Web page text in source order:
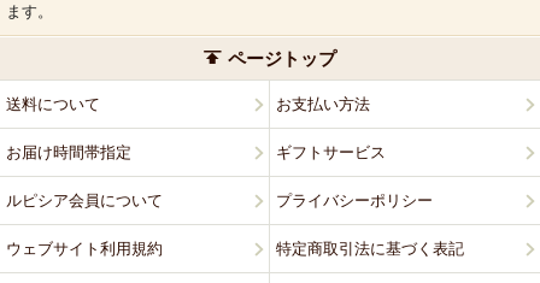
ます。
ページトップ
送料について お支払い方法
お届け時間帯指定 ギフトサービス
ルピシア会員について プライバシーポリシー
ウェブサイト利用規約 特定商取引法に基づく表記